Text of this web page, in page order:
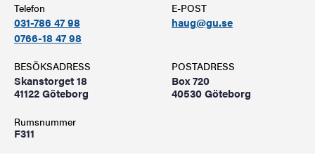
Telefon
031-786 47 98
0766-18 47 98
E-POST
haug@gu.se
BESÖKSADRESS
Skanstorget 18
41122 Göteborg
Rumsnummer
F311
POSTADRESS
Box 720
40530 Göteborg